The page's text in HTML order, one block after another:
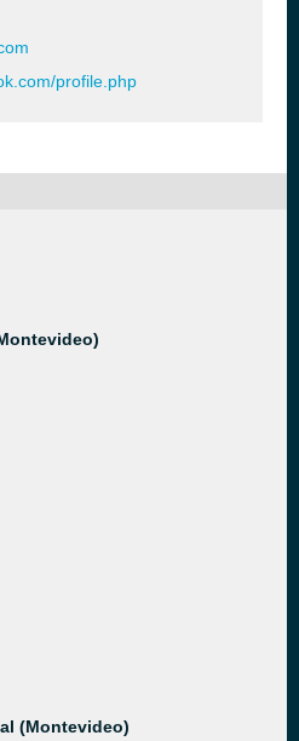
profile.php
(Montevideo)